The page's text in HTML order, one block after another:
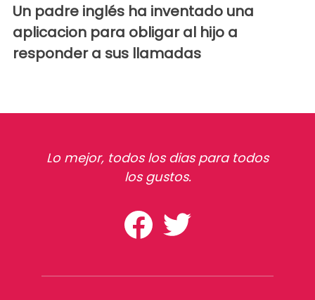
Un padre inglés ha inventado una
aplicacion para obligar al hijo a
responder a sus llamadas
Lo mejor, todos los dias para todos
los gustos.